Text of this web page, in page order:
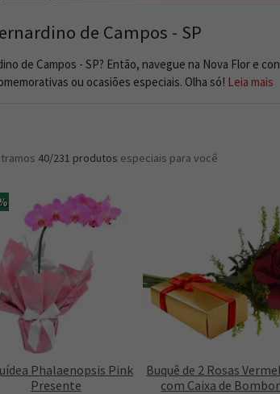
de Campos - SP
de Campos - SP? Então, navegue na Nova Flor e
ou ocasiões especiais. Olha só! Leia mais
40/231 produtos especiais para você
Phalaenopsis Pink
Presente
Buquê de 2 Rosas
com Caixa de